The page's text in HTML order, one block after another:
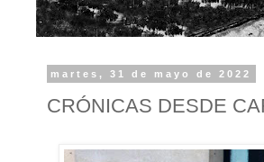
martes, 31 de mayo de 2022
CRÓNICAS DESDE